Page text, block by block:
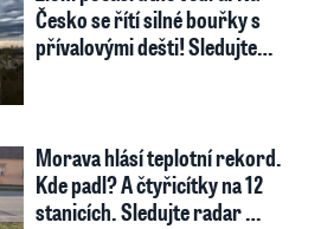
Česko se řítí silné bouřky s
přívalovými dešti! Sledujte…
Morava hlásí teplotní rekord.
Kde padl? A čtyřicítky na 12
stanicích. Sledujte radar …